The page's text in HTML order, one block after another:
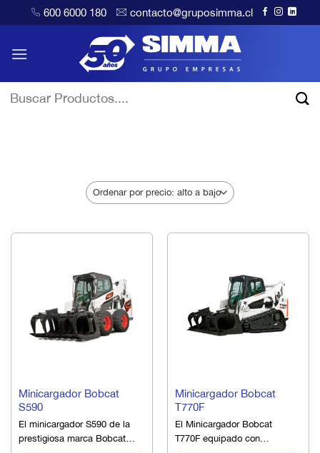
al
600 6000 180 contacto@gruposimma.cl
por:
Minicargador Bobcat
S590
El minicargador S590 de la
prestigiosa marca Bobcat
Minicargador Bobcat
T770F
El Minicargador Bobcat
T770F equipado con